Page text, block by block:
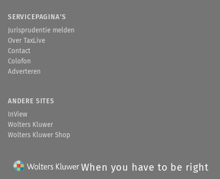
SERVICEPAGINA'S
Jurisprudentie melden
Over TaxLive
Contact
Colofon
Adverteren
ANDERE SITES
InView
Wolters Kluwer
Wolters Kluwer Shop
When you have to be right